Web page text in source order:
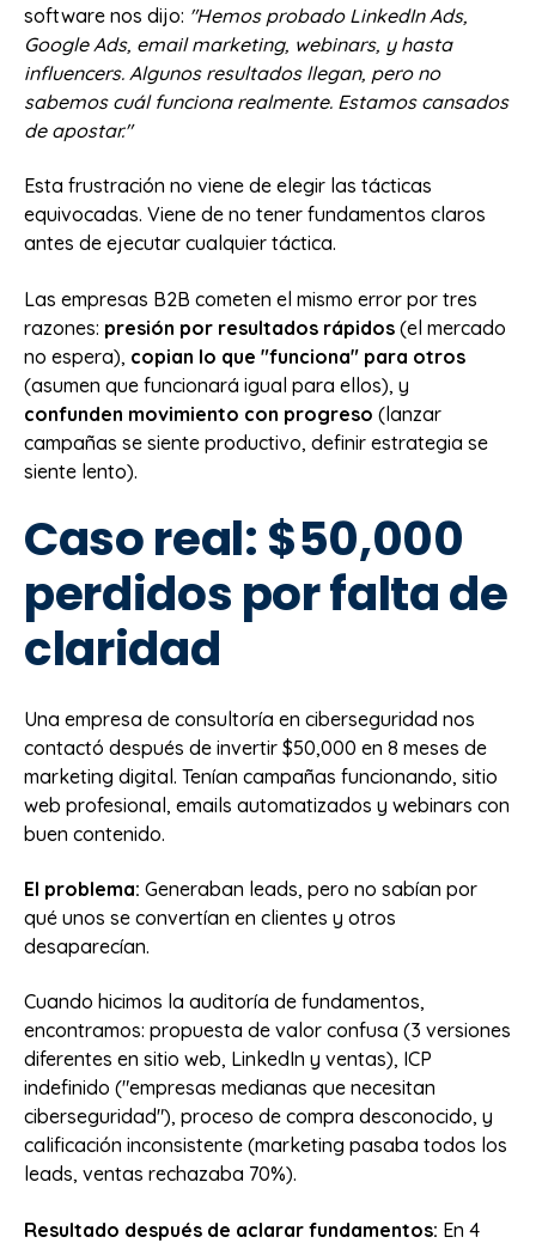
software nos dijo: "Hemos probado LinkedIn Ads,
Google Ads, email marketing, webinars, y hasta
influencers. Algunos resultados llegan, pero no
sabemos cuál funciona realmente. Estamos cansados
de apostar."
Esta frustración no viene de elegir las tácticas
equivocadas. Viene de no tener fundamentos claros
antes de ejecutar cualquier táctica.
Las empresas B2B cometen el mismo error por tres
razones: presión por resultados rápidos (el mercado
no espera), copian lo que "funciona" para otros
(asumen que funcionará igual para ellos), y
confunden movimiento con progreso (lanzar
campañas se siente productivo, definir estrategia se
siente lento).
Caso real: $50,000
perdidos por falta de
claridad
Una empresa de consultoría en ciberseguridad nos
contactó después de invertir $50,000 en 8 meses de
marketing digital. Tenían campañas funcionando, sitio
web profesional, emails automatizados y webinars con
buen contenido.
El problema: Generaban leads, pero no sabían por
qué unos se convertían en clientes y otros
desaparecían.
Cuando hicimos la auditoría de fundamentos,
encontramos: propuesta de valor confusa (3 versiones
diferentes en sitio web, LinkedIn y ventas), ICP
indefinido ("empresas medianas que necesitan
ciberseguridad"), proceso de compra desconocido, y
calificación inconsistente (marketing pasaba todos los
leads, ventas rechazaba 70%).
Resultado después de aclarar fundamentos: En 4